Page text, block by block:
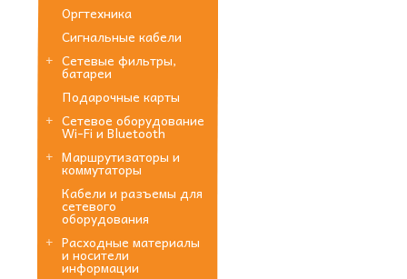
Оргтехника
Сигнальные кабели
Сетевые фильтры,
батареи
Подарочные карты
Сетевое оборудование
Wi-Fi и Bluetooth
Маршрутизаторы и
коммутаторы
Кабели и разъемы для
сетевого
оборудования
Расходные материалы
и носители
информации